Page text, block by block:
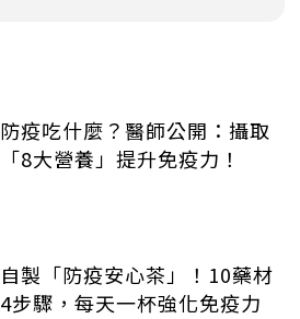
防疫吃什麼？醫師公開：攝取
「8大營養」提升免疫力！
自製「防疫安心茶」！10藥材
4步驟，每天一杯強化免疫力